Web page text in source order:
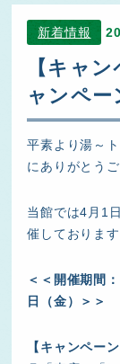
新着情報
【キャ
ャンペー
平素より湯～
にありがとうご
当館では4月1
催しております
＜＜開催期間
日（金）＞＞
【キャンペー